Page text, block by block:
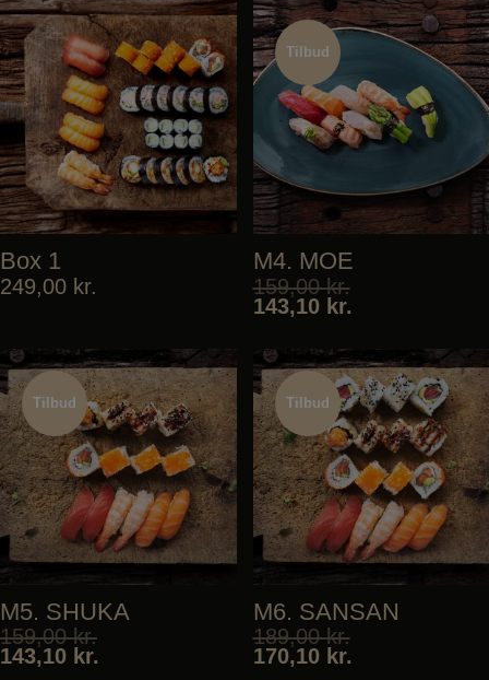
Box 1
249,00 kr.
Tilbud
Tilbud
M4. MOE
159,00kr.
143,10 kr.
Tilbud
M5. SHUKA
159,00kr.
143,10 kr.
Tilbud
Tilbud
M6. SANSAN
189,00kr.
170,10 kr.